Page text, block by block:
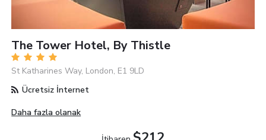
The Tower Hotel, By Thistle
St Katharines Way, London, E1 9LD
Ücretsiz İnternet
Daha fazla olanak